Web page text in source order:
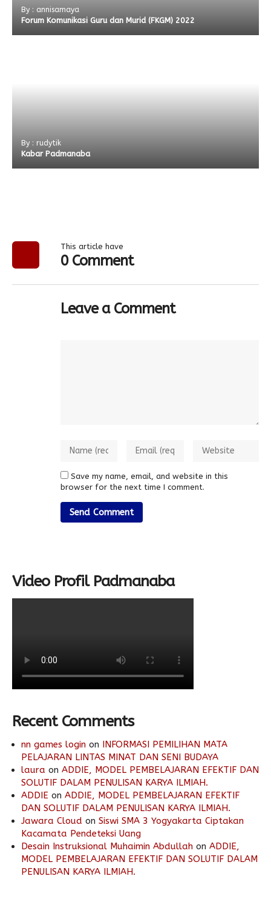
By : annisamaya
Forum Komunikasi Guru dan Murid (FKGM) 2022
By : rudytik
Kabar Padmanaba
This article have
0 Comment
Leave a Comment
Save my name, email, and website in this
browser for the next time I comment.
Video Profil Padmanaba
Recent Comments
nn games login on INFORMASI PEMILIHAN MATA
PELAJARAN LINTAS MINAT DAN SENI BUDAYA
laura on ADDIE, MODEL PEMBELAJARAN EFEKTIF DAN
SOLUTIF DALAM PENULISAN KARYA ILMIAH.
ADDIE on ADDIE, MODEL PEMBELAJARAN EFEKTIF
DAN SOLUTIF DALAM PENULISAN KARYA ILMIAH.
Jawara Cloud on Siswi SMA 3 Yogyakarta Ciptakan
Kacamata Pendeteksi Uang
Desain Instruksional Muhaimin Abdullah on ADDIE,
MODEL PEMBELAJARAN EFEKTIF DAN SOLUTIF DALAM
PENULISAN KARYA ILMIAH.